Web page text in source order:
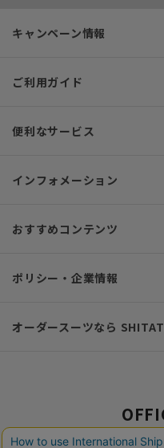
キャンペーン情報
ご利用ガイド
便利なサービス
インフォメーション
おすすめコンテンツ
ポリシー・企業情報
オーダースーツなら